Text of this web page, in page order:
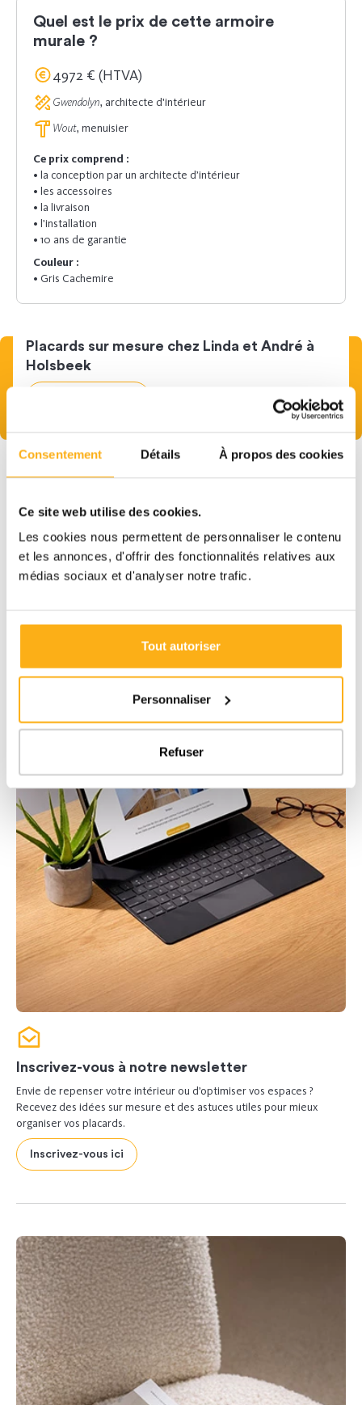
Consentement Détails À propos des cookies
Ce site web utilise des cookies.
Les cookies nous permettent de personnaliser le contenu
et les annonces, d'offrir des fonctionnalités relatives aux
médias sociaux et d'analyser notre trafic.
Tout autoriser
Personnaliser
Refuser
Quel est le prix de cette armoire
murale ?
4972 € (HTVA)
Gwendolyn, architecte d'intérieur
Wout, menuisier
Ce prix comprend :
• la conception par un architecte d’intérieur
• les accessoires
• la livraison
• l’installation
• 10 ans de garantie
Couleur :
• Gris Cachemire
Placards sur mesure chez Linda et André à
Holsbeek
Découvrez nos armoires murales pour le salon
Inscrivez-vous à notre newsletter
Envie de repenser votre intérieur ou d’optimiser vos espaces ?
Recevez des idées sur mesure et des astuces utiles pour mieux
organiser vos placards.
Inscrivez-vous ici